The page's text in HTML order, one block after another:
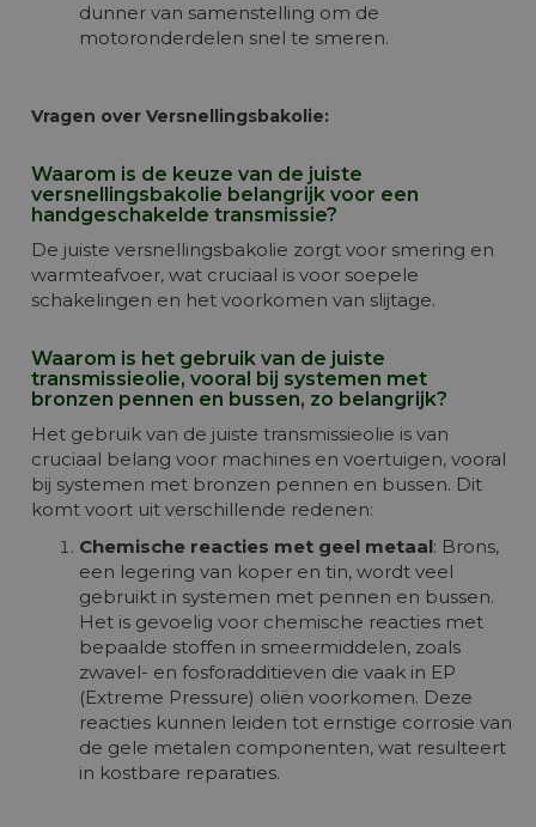
dunner van samenstelling om de
motoronderdelen snel te smeren.
Vragen over Versnellingsbakolie:
Waarom is de keuze van de juiste
versnellingsbakolie belangrijk voor een
handgeschakelde transmissie?
De juiste versnellingsbakolie zorgt voor smering en
warmteafvoer, wat cruciaal is voor soepele
schakelingen en het voorkomen van slijtage.
Waarom is het gebruik van de juiste
transmissieolie, vooral bij systemen met
bronzen pennen en bussen, zo belangrijk?
Het gebruik van de juiste transmissieolie is van
cruciaal belang voor machines en voertuigen, vooral
bij systemen met bronzen pennen en bussen. Dit
komt voort uit verschillende redenen:
Chemische reacties met geel metaal: Brons,
een legering van koper en tin, wordt veel
gebruikt in systemen met pennen en bussen.
Het is gevoelig voor chemische reacties met
bepaalde stoffen in smeermiddelen, zoals
zwavel- en fosforadditieven die vaak in EP
(Extreme Pressure) oliën voorkomen. Deze
reacties kunnen leiden tot ernstige corrosie van
de gele metalen componenten, wat resulteert
in kostbare reparaties.